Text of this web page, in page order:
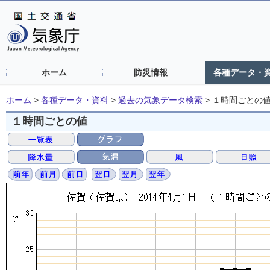
ホーム 防災情報 各種データ・
ホーム > 各種データ・資料 > 過去の気象データ検索 > １時間ごとの
１時間ごとの値